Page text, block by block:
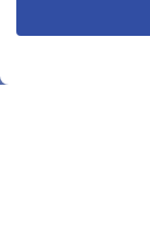
© VBL 2026